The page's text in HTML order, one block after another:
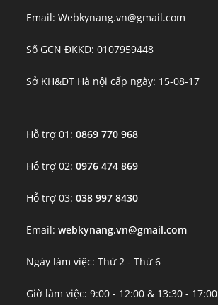
Email: Webkynang.vn@gmail.com
Số GCN ĐKKD: 0107959448
Sở KH&ĐT Hà nội cấp ngày: 15-08-17
Hỗ trợ 01:0869 770 968
Hỗ trợ 02:0976 474 869
Hỗ trợ 03:038 997 8430
Email:webkynang.vn@gmail.com
Ngày làm việc: Thứ 2 - Thứ 6
Giờ làm việc: 9:00 - 12:00 & 13:30 - 17:00